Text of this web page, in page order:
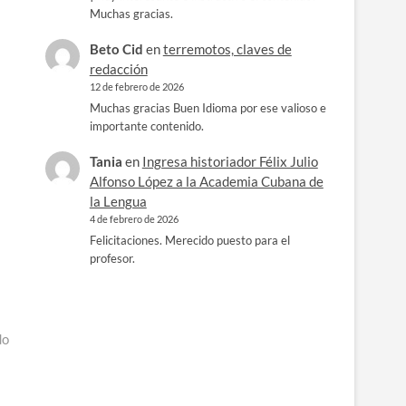
Muchas gracias.
Beto Cid enterremotos, claves de
redacción
12 de febrero de 2026
Muchas gracias Buen Idioma por ese valioso e
importante contenido.
Tania en Ingresa historiador Félix Julio
Alfonso López a la Academia Cubana de
la Lengua
4 de febrero de 2026
Felicitaciones. Merecido puesto para el
profesor.